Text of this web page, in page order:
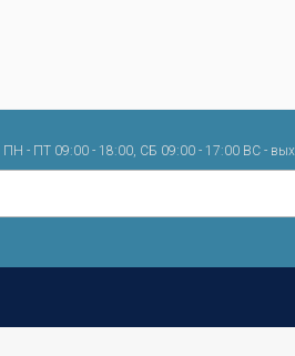
ПН - ПТ 09:00 - 18:00, СБ 09:00 - 17:00 ВС - вых.